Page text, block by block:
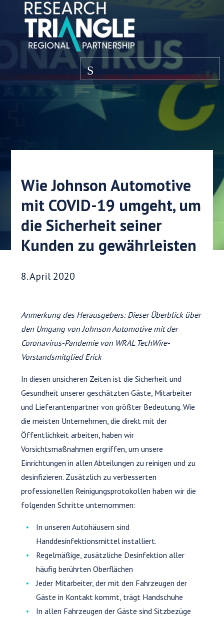
Zum Inhalt springen
Speisekarte
Wie Johnson Automotive
mit COVID-19 umgeht, um
die Sicherheit seiner
Kunden zu gewährleisten
Veröffentlichungsdatum:
8. April 2020
Anmerkung des Herausgebers: Dieser Überblick über
den Umgang von Johnson Automotive mit der
Coronavirus-Pandemie von WRAL TechWire-
Vorstandsmitglied Erick
In diesen unsicheren Zeiten ist die Sicherheit und
Gesundheit unserer geschätzten Gäste, Mitarbeiter
und Lieferantenpartner von größter Bedeutung. Wie
die meisten Unternehmen, die direkt mit der
Öffentlichkeit arbeiten, haben wir
Vorsichtsmaßnahmen ergriffen, um unsere
Einrichtungen in allen Abteilungen zu reinigen und zu
desinfizieren. Zusätzlich zu verbesserten
professionellen Reinigungsprotokollen haben wir die
folgenden Schritte unternommen:
In unseren Autohäusern sind
Handdesinfektionsmittel installiert.
Regelmäßige, zusätzliche Desinfektion aller
häufig berührten Oberflächen
Jeder Mitarbeiter, der mit den Fahrzeugen der
Gäste in Kontakt kommt, trägt Handschuhe
In allen Fahrzeugen der Gäste sind Sitzbezüge